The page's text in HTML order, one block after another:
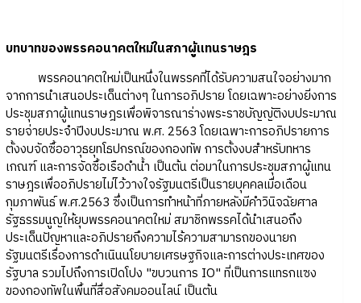
บทบาทของพรรคอนาคตใหม่ในสภาผู้แทนราษฎร
พรรคอนาคตใหม่เป็นหนึ่งในพรรคที่ได้รับความสนใจอย่างมาก
จากการนำเสนอประเด็นต่างๆ ในการอภิปราย โดยเฉพาะอย่างยิ่งการ
ประชุมสภาผู้แทนราษฎรเพื่อพิจารณาร่างพระราชบัญญัติงบประมาณ
รายจ่ายประจำปีงบประมาณ พ.ศ. 2563 โดยเฉพาะการอภิปรายการ
ตั้งงบจัดซื้ออาวุธยุทโธปกรณ์ของกองทัพ การตั้งงบสำหรับทหาร
เกณฑ์ และการจัดซื้อเรือดำน้ำ เป็นต้น ต่อมาในการประชุมสภาผู้แทน
ราษฎรเพื่ออภิปรายไม่ไว้วางใจรัฐมนตรีเป็นรายบุคคลเมื่อเดือน
กุมภาพันธ์ พ.ศ.2563 ซึ่งเป็นการทำหน้าที่ภายหลังมีคำวินิจฉัยศาล
รัฐธรรมนูญให้ยุบพรรคอนาคตใหม่ สมาชิกพรรคได้นำเสนอถึง
ประเด็นปัญหาและอภิปรายถึงความไร้ความสามารถของนายก
รัฐมนตรีเรื่องการดำเนินนโยบายเศรษฐกิจและการต่างประเทศของ
รัฐบาล รวมไปถึงการเปิดโปง "ขบวนการ IO" ที่เป็นการแทรกแซง
ของกองทัพในพื้นที่สื่อสังคมออนไลน์ เป็นต้น